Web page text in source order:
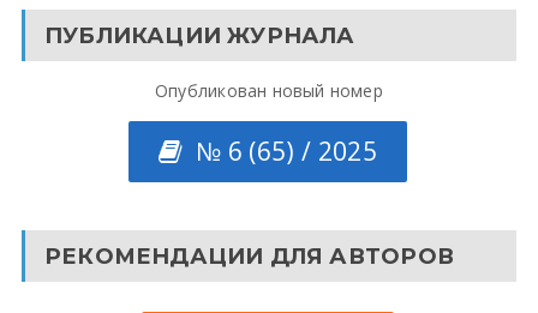
ПУБЛИКАЦИИ ЖУРНАЛА
Опубликован новый номер
№ 6 (65) / 2025
РЕКОМЕНДАЦИИ ДЛЯ АВТОРОВ